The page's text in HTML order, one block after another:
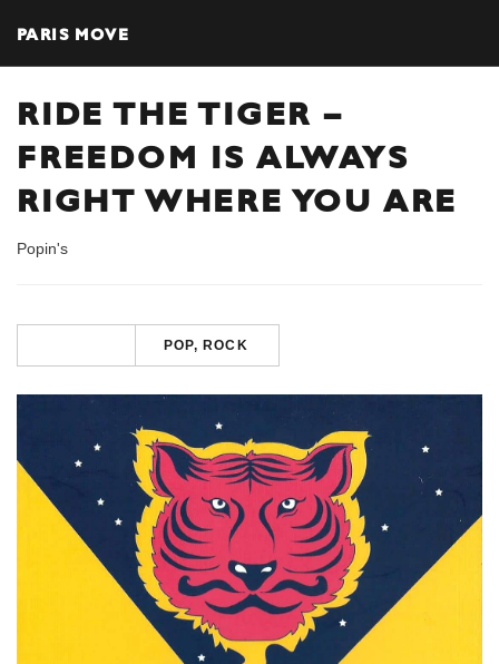
PARIS MOVE
RIDE THE TIGER –
FREEDOM IS ALWAYS
RIGHT WHERE YOU ARE
Popin's
POP, ROCK